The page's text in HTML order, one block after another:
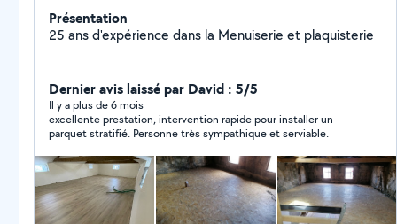
Présentation
25 ans d'expérience dans la Menuiserie et plaquisterie
Dernier avis laissé par David : 5/5
Il y a plus de 6 mois
excellente prestation, intervention rapide pour installer un
parquet stratifié. Personne très sympathique et serviable.